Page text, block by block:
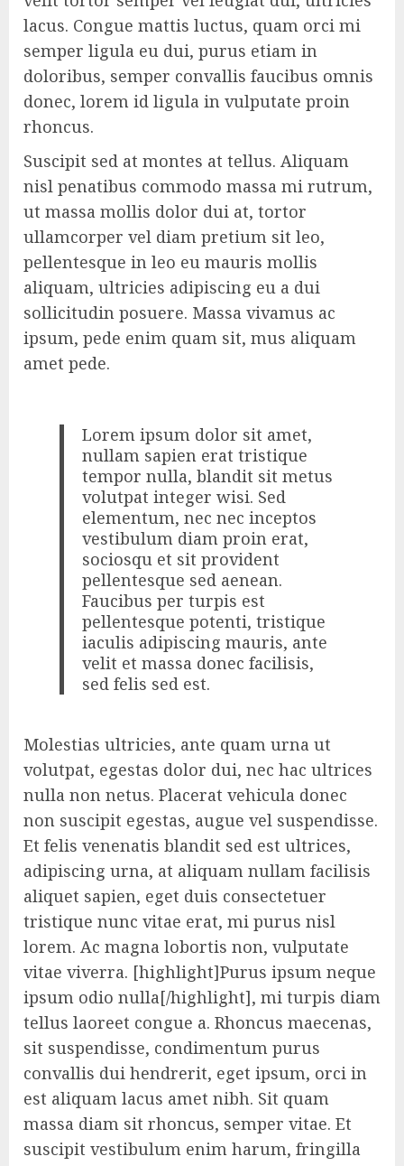
lacus. Congue mattis luctus, quam orci mi
semper ligula eu dui, purus etiam in
doloribus, semper convallis faucibus omnis
donec, lorem id ligula in vulputate proin
rhoncus.
Suscipit sed at montes at tellus. Aliquam
nisl penatibus commodo massa mi rutrum,
ut massa mollis dolor dui at, tortor
ullamcorper vel diam pretium sit leo,
pellentesque in leo eu mauris mollis
aliquam, ultricies adipiscing eu a dui
sollicitudin posuere. Massa vivamus ac
ipsum, pede enim quam sit, mus aliquam
amet pede.
Lorem ipsum dolor sit amet,
nullam sapien erat tristique
tempor nulla, blandit sit metus
volutpat integer wisi. Sed
elementum, nec nec inceptos
vestibulum diam proin erat,
sociosqu et sit provident
pellentesque sed aenean.
Faucibus per turpis est
pellentesque potenti, tristique
iaculis adipiscing mauris, ante
velit et massa donec facilisis,
sed felis sed est.
Molestias ultricies, ante quam urna ut
volutpat, egestas dolor dui, nec hac ultrices
nulla non netus. Placerat vehicula donec
non suscipit egestas, augue vel suspendisse.
Et felis venenatis blandit sed est ultrices,
adipiscing urna, at aliquam nullam facilisis
aliquet sapien, eget duis consectetuer
tristique nunc vitae erat, mi purus nisl
lorem. Ac magna lobortis non, vulputate
vitae viverra. [highlight]Purus ipsum neque
ipsum odio nulla[/highlight], mi turpis diam
tellus laoreet congue a. Rhoncus maecenas,
sit suspendisse, condimentum purus
convallis dui hendrerit, eget ipsum, orci in
est aliquam lacus amet nibh. Sit quam
massa diam sit rhoncus, semper vitae. Et
suscipit vestibulum enim harum, fringilla